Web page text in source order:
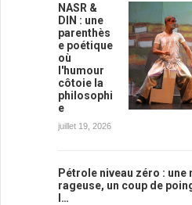
NASR &
DIN : une
parenthès
e poétique
où
l'humour
côtoie la
philosophi
e
juillet 19, 2026
Pétrole niveau zéro : une
rageuse, un coup de
l…